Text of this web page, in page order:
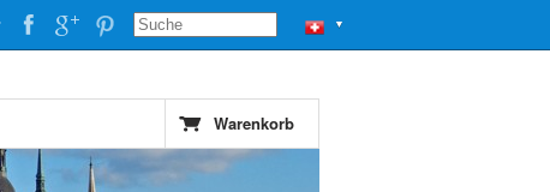
▼
Warenkorb